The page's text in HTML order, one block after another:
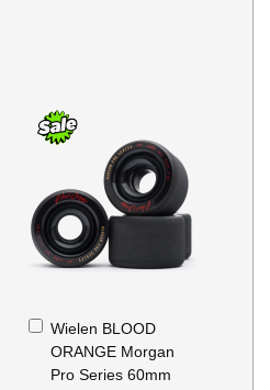
Wielen BLOOD
ORANGE Morgan
Pro Series 60mm
In
Winkelwagen